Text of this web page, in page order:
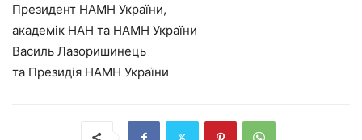
Президент НАМН України,
академік НАН та НАМН України
Василь Лазоришинець
та Президія НАМН України